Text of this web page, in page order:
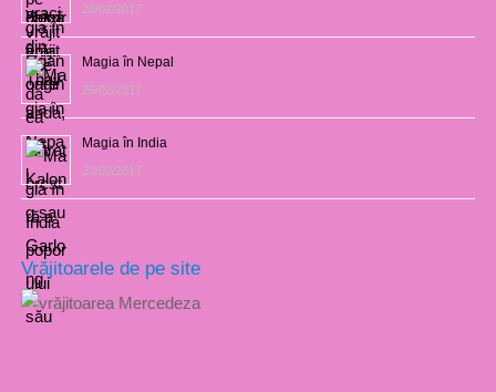
28/02/2017
Magia în Nepal
26/02/2017
Magia în India
23/02/2017
Vrăjitoarele de pe site